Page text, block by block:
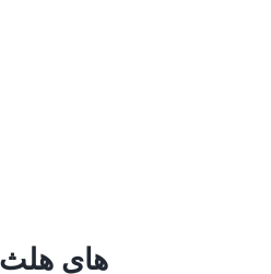
کپسول آپاکل و ویتامین D3 های هلث